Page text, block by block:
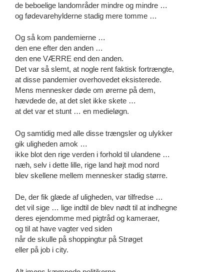
de beboelige landområder mindre og mindre …
og fødevarehylderne stadig mere tomme …
Og så kom pandemierne …
den ene efter den anden …
den ene VÆRRE end den anden.
Det var så slemt, at nogle rent faktisk fortrængte,
at disse pandemier overhovedet eksisterede.
Mens mennesker døde om ørerne på dem,
hævdede de, at det slet ikke skete …
at det var et stunt … en medieløgn.
Og samtidig med alle disse trængsler og ulykker
gik uligheden amok …
ikke blot den rige verden i forhold til ulandene …
næh, selv i dette lille, rige land højt mod nord
blev skellene mellem mennesker stadig større.
De, der fik glæde af uligheden, var tilfredse …
det vil sige … lige indtil de blev nødt til at indhegne
deres ejendomme med pigtråd og kameraer,
og til at have vagter ved siden
når de skulle på shoppingtur på Strøget
eller på job i city.